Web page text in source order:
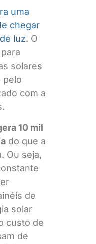
uma
chegar
luz. O
solares
pelo
com a
10 mil
do que a
Ou seja,
de
solar
custo de
de